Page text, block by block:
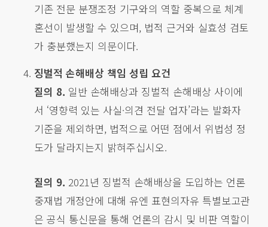
기존 전문 분쟁조정 기구와의 역할 중복으로 체계
혼선이 발생할 수 있으며, 법적 근거와 실효성 검토
가 충분했는지 의문이다.
징벌적 손해배상 책임 성립 요건
질의 8. 일반 손해배상과 징벌적 손해배상 사이에
서 ‘영향력 있는 사실·의견 전달 업자’라는 발화자
기준을 제외하면, 법적으로 어떤 점에서 위법성 정
도가 달라지는지 밝혀주십시오.
질의 9. 2021년 징벌적 손해배상을 도입하는 언론
중재법 개정안에 대해 유엔 표현의자유 특별보고관
은 공식 통신문을 통해 언론의 감시 및 비판 역할이